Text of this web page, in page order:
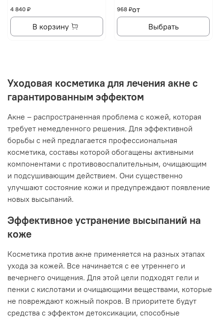
4 840 ₽
В корзину
от
968 ₽
Выбрать
Уходовая косметика для лечения акне с
гарантированным эффектом
Акне – распространенная проблема с кожей, которая
требует немедленного решения. Для эффективной
борьбы с ней предлагается профессиональная
косметика, составы которой обогащены активными
компонентами с противовоспалительным, очищающим
и подсушивающим действием. Они существенно
улучшают состояние кожи и предупреждают появление
новых высыпаний.
Эффективное устранение высыпаний на
коже
Косметика против акне применяется на разных этапах
ухода за кожей. Все начинается с ее утреннего и
вечернего очищения. Для этой цели подходят гели и
пенки с кислотами и очищающими веществами, которые
не повреждают кожный покров. В приоритете будут
средства с эффектом детоксикации, способные